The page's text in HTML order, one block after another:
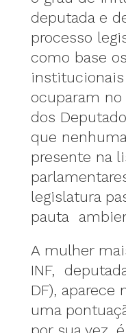
deputada e
processo
como base
ocuparam no
dos
que
presente na
legislatura
pauta
A mulher
INF,
DF), aparece
uma